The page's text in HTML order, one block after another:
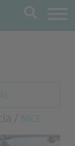
Keresés
NICE